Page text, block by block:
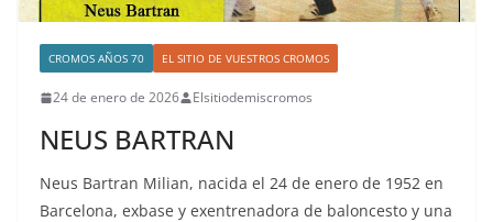
CROMOS AÑOS 70 EL SITIO DE VUESTROS CROMOS
24 de enero de 2026 Elsitiodemiscromos
NEUS BARTRAN
Neus Bartran Milian, nacida el 24 de enero de 1952 en
Barcelona, exbase y exentrenadora de baloncesto y una